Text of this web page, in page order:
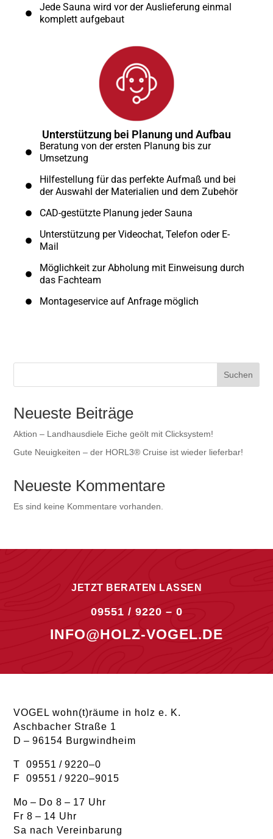
Jede Sauna wird vor der Auslieferung einmal
komplett aufgebaut
Unterstützung bei Planung und Aufbau
Beratung von der ersten Planung bis zur
Umsetzung
Hilfestellung für das perfekte Aufmaß und bei
der Auswahl der Materialien und dem Zubehör
CAD-gestützte Planung jeder Sauna
Unterstützung per Videochat, Telefon oder E-
Mail
Möglichkeit zur Abholung mit Einweisung durch
das Fachteam
Montageservice auf Anfrage möglich
Suchen
Neueste Beiträge
Aktion – Landhausdiele Eiche geölt mit Clicksystem!
Gute Neuigkeiten – der HORL3® Cruise ist wieder lieferbar!
Neueste Kommentare
Es sind keine Kommentare vorhanden.
JETZT BERATEN LASSEN
09551 / 9220 – 0
INFO@HOLZ-VOGEL.DE
VOGEL wohn(t)räume in holz e. K.
Aschbacher Straße 1
D – 96154 Burgwindheim
T 09551 / 9220–0
F 09551 / 9220–9015
Mo – Do 8 – 17 Uhr
Fr 8 – 14 Uhr
Sa nach Vereinbarung